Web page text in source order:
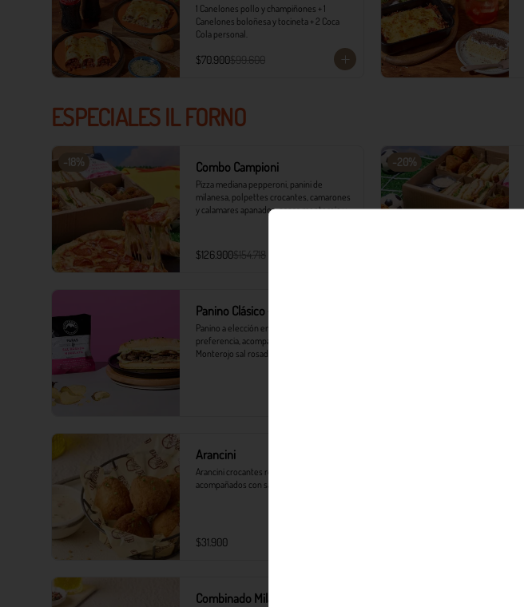
1 Canelones pollo y champiñones + 1
Canelones boloñesa y tocineta + 2 Coca
Cola personal.
$70.900$99.600
ESPECIALES IL FORNO
-18% Combo Campioni
Pizza mediana pepperoni, panini de
milanesa, polpettes crocantes, camarones
y calamares apanados, papas monterojo y
$126.900$154.718
-20%
Panino Clásico + Monterojo
Panino a elección en el pan de tu
preferencia, acompañado de Papas
Monterojo sal rosada del Himalaya 25 g.
Arancini
Arancini crocantes rellenos de mozzarella,
acompañados con salsa tártara.
$31.900
Combinado Milanesa Crocanti